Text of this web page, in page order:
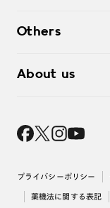
お問い合わせ
Others
レンズ交換
About us
採用情報
出店について
プライバシーポリシー
薬機法に関する表記